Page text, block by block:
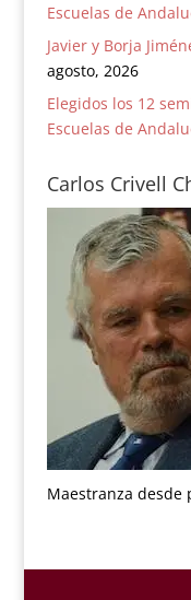
Escuelas de
Javier y Borja
agosto, 2026
Elegidos los 12
Escuelas de
Carlos Crivell
Maestranza desde